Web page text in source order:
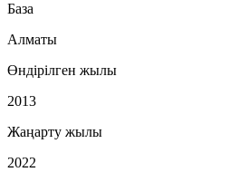
База
Алматы
Өндірілген жылы
2013
Жаңарту жылы
2022